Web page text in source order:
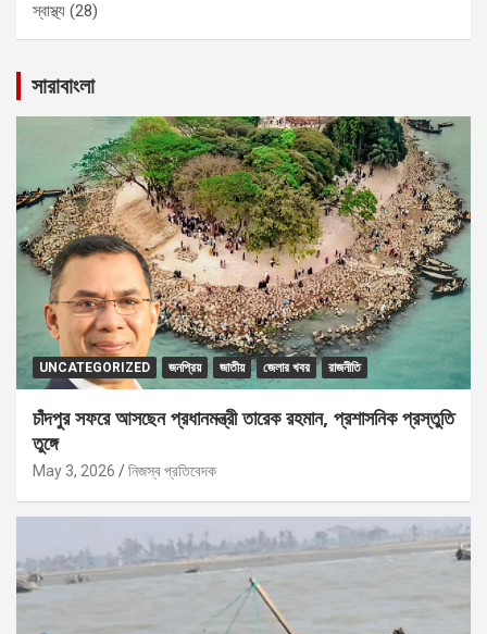
স্বাস্থ্য (28)
সারাবাংলা
UNCATEGORIZED জনপ্রিয় জাতীয় জেলার খবর রাজনীতি
চাঁদপুর সফরে আসছেন প্রধানমন্ত্রী তারেক রহমান, প্রশাসনিক প্রস্তুতি
তুঙ্গে
May 3, 2026 নিজস্ব প্রতিবেদক